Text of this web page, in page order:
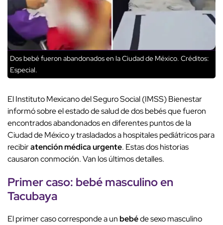
Dos bebé fueron abandonados en la Ciudad de México. Créditos:
Especial.
El Instituto Mexicano del Seguro Social (IMSS) Bienestar
informó sobre el estado de salud de dos bebés que fueron
encontrados abandonados en diferentes puntos de la
Ciudad de México y trasladados a hospitales pediátricos para
recibiratención médica urgente. Estas dos historias
causaron conmoción. Van los últimos detalles.
Primer caso: bebé masculinoen
Tacubaya
El primer caso corresponde a unbebéde sexo masculino